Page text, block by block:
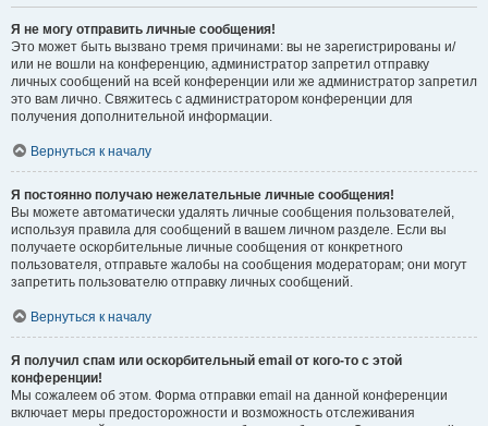
Я не могу отправить личные сообщения!
Это может быть вызвано тремя причинами: вы не зарегистрированы и/
или не вошли на конференцию, администратор запретил отправку
личных сообщений на всей конференции или же администратор запретил
это вам лично. Свяжитесь с администратором конференции для
получения дополнительной информации.
Вернуться к началу
Я постоянно получаю нежелательные личные сообщения!
Вы можете автоматически удалять личные сообщения пользователей,
используя правила для сообщений в вашем личном разделе. Если вы
получаете оскорбительные личные сообщения от конкретного
пользователя, отправьте жалобы на сообщения модераторам; они могут
запретить пользователю отправку личных сообщений.
Вернуться к началу
Я получил спам или оскорбительный email от кого-то с этой
конференции!
Мы сожалеем об этом. Форма отправки email на данной конференции
включает меры предосторожности и возможность отслеживания